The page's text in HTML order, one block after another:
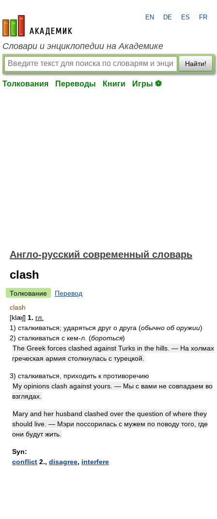
academic.ru
EN DE ES FR
Словари и энциклопедии на Академике
Найти!
Толкования Переводы Книги Игры ⚽
Англо-русский современный словарь
clash
Толкование
Перевод
clash
[klæʃ] 1. гл.
1) сталкиваться; ударяться друг о друга (обычно об оружии)
2) сталкиваться с кем-л. (бороться)
The Greek forces clashed against Turks in the hills. — На холмах
греческая армия столкнулась с турецкой.
3) сталкиваться, приходить к противоречию
My opinions clash against yours. — Мы с вами не совпадаем во
взглядах.
Mary and her husband clashed over the question of where they
should live. — Мэри поссорилась с мужем по поводу того, где
они будут жить.
Syn:
conflict 2., disagree, interfere